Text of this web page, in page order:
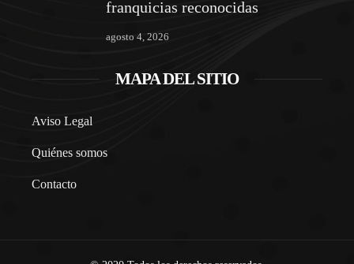
franquicias reconocidas
agosto 4, 2026
MAPA DEL SITIO
Aviso Legal
Quiénes somos
Contacto